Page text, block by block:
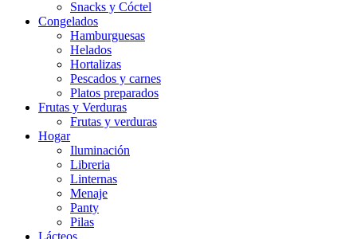
Snacks y Cóctel
Congelados
Hamburguesas
Helados
Hortalizas
Pescados y carnes
Platos preparados
Frutas y Verduras
Frutas y verduras
Hogar
Iluminación
Libreria
Linternas
Menaje
Panty
Pilas
Lácteos